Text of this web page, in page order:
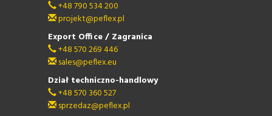
+48 790 534 200
projekt@peflex.pl
Export Office / Zagranica
+48 570 269 446
sales@peflex.eu
Dział techniczno-handlowy
+48 570 360 527
sprzedaz@peflex.pl